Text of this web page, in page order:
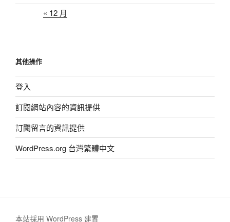
« 12 月
其他操作
登入
訂閱網站內容的資訊提供
訂閱留言的資訊提供
WordPress.org 台灣繁體中文
本站採用 WordPress 建置